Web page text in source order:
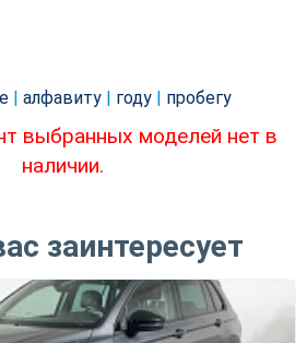
алфавиту году пробегу
выбранных моделей нет в
наличии.
заинтересует